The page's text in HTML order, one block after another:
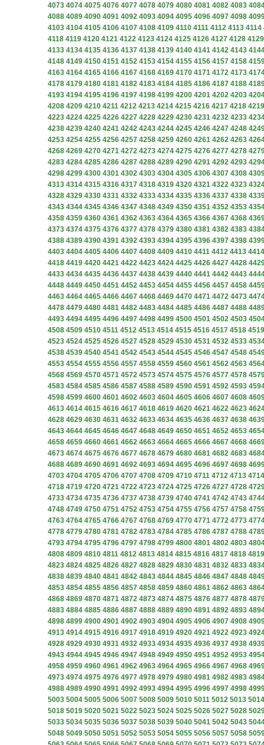
4073 4074 4075 4076 4077 4078 4079 4080 4081 4082 4083
4088 4089 4090 4091 4092 4093 4094 4095 4096 4097 4098
4103 4104 4105 4106 4107 4108 4109 4110 4111 4112 4113 4114
4118 4119 4120 4121 4122 4123 4124 4125 4126 4127 4128 4129
4133 4134 4135 4136 4137 4138 4139 4140 4141 4142 4143
4148 4149 4150 4151 4152 4153 4154 4155 4156 4157 4158
4163 4164 4165 4166 4167 4168 4169 4170 4171 4172 4173
4178 4179 4180 4181 4182 4183 4184 4185 4186 4187 4188
4193 4194 4195 4196 4197 4198 4199 4200 4201 4202 4203
4208 4209 4210 4211 4212 4213 4214 4215 4216 4217 4218 4219
4223 4224 4225 4226 4227 4228 4229 4230 4231 4232 4233
4238 4239 4240 4241 4242 4243 4244 4245 4246 4247 4248
4253 4254 4255 4256 4257 4258 4259 4260 4261 4262 4263
4268 4269 4270 4271 4272 4273 4274 4275 4276 4277 4278
4283 4284 4285 4286 4287 4288 4289 4290 4291 4292 4293
4298 4299 4300 4301 4302 4303 4304 4305 4306 4307 4308
4313 4314 4315 4316 4317 4318 4319 4320 4321 4322 4323
4328 4329 4330 4331 4332 4333 4334 4335 4336 4337 4338
4343 4344 4345 4346 4347 4348 4349 4350 4351 4352 4353
4358 4359 4360 4361 4362 4363 4364 4365 4366 4367 4368
4373 4374 4375 4376 4377 4378 4379 4380 4381 4382 4383
4388 4389 4390 4391 4392 4393 4394 4395 4396 4397 4398
4403 4404 4405 4406 4407 4408 4409 4410 4411 4412 4413 4414
4418 4419 4420 4421 4422 4423 4424 4425 4426 4427 4428
4433 4434 4435 4436 4437 4438 4439 4440 4441 4442 4443
4448 4449 4450 4451 4452 4453 4454 4455 4456 4457 4458
4463 4464 4465 4466 4467 4468 4469 4470 4471 4472 4473
4478 4479 4480 4481 4482 4483 4484 4485 4486 4487 4488
4493 4494 4495 4496 4497 4498 4499 4500 4501 4502 4503
4508 4509 4510 4511 4512 4513 4514 4515 4516 4517 4518 4519
4523 4524 4525 4526 4527 4528 4529 4530 4531 4532 4533
4538 4539 4540 4541 4542 4543 4544 4545 4546 4547 4548
4553 4554 4555 4556 4557 4558 4559 4560 4561 4562 4563
4568 4569 4570 4571 4572 4573 4574 4575 4576 4577 4578
4583 4584 4585 4586 4587 4588 4589 4590 4591 4592 4593
4598 4599 4600 4601 4602 4603 4604 4605 4606 4607 4608
4613 4614 4615 4616 4617 4618 4619 4620 4621 4622 4623
4628 4629 4630 4631 4632 4633 4634 4635 4636 4637 4638
4643 4644 4645 4646 4647 4648 4649 4650 4651 4652 4653
4658 4659 4660 4661 4662 4663 4664 4665 4666 4667 4668
4673 4674 4675 4676 4677 4678 4679 4680 4681 4682 4683
4688 4689 4690 4691 4692 4693 4694 4695 4696 4697 4698
4703 4704 4705 4706 4707 4708 4709 4710 4711 4712 4713 4714
4718 4719 4720 4721 4722 4723 4724 4725 4726 4727 4728
4733 4734 4735 4736 4737 4738 4739 4740 4741 4742 4743
4748 4749 4750 4751 4752 4753 4754 4755 4756 4757 4758
4763 4764 4765 4766 4767 4768 4769 4770 4771 4772 4773
4778 4779 4780 4781 4782 4783 4784 4785 4786 4787 4788
4793 4794 4795 4796 4797 4798 4799 4800 4801 4802 4803
4808 4809 4810 4811 4812 4813 4814 4815 4816 4817 4818 4819
4823 4824 4825 4826 4827 4828 4829 4830 4831 4832 4833
4838 4839 4840 4841 4842 4843 4844 4845 4846 4847 4848
4853 4854 4855 4856 4857 4858 4859 4860 4861 4862 4863
4868 4869 4870 4871 4872 4873 4874 4875 4876 4877 4878
4883 4884 4885 4886 4887 4888 4889 4890 4891 4892 4893
4898 4899 4900 4901 4902 4903 4904 4905 4906 4907 4908
4913 4914 4915 4916 4917 4918 4919 4920 4921 4922 4923
4928 4929 4930 4931 4932 4933 4934 4935 4936 4937 4938
4943 4944 4945 4946 4947 4948 4949 4950 4951 4952 4953
4958 4959 4960 4961 4962 4963 4964 4965 4966 4967 4968
4973 4974 4975 4976 4977 4978 4979 4980 4981 4982 4983
4988 4989 4990 4991 4992 4993 4994 4995 4996 4997 4998
5003 5004 5005 5006 5007 5008 5009 5010 5011 5012 5013 5014
5018 5019 5020 5021 5022 5023 5024 5025 5026 5027 5028
5033 5034 5035 5036 5037 5038 5039 5040 5041 5042 5043
5048 5049 5050 5051 5052 5053 5054 5055 5056 5057 5058